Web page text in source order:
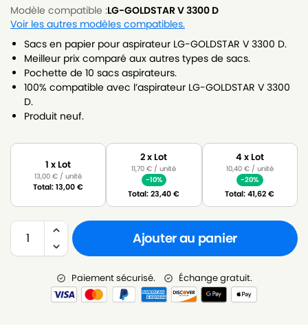
Modèle compatible :LG-GOLDSTAR V 3300 D
Voir les autres modèles compatibles.
Sacs en papier pour aspirateur LG-GOLDSTAR V 3300 D.
Meilleur prix comparé aux autres types de sacs.
Pochette de 10 sacs aspirateurs.
100% compatible avec l’aspirateur LG-GOLDSTAR V 3300
D.
Produit neuf.
1 x Lot
13,00€ / unité
Total:13,00€
2 x Lot
11,70€ / unité
-10%
Total:23,40€
4 x Lot
10,40 €/ unité
-20%
Total:41,62€
Ajouter au panier
Paiement sécurisé. Échange gratuit.